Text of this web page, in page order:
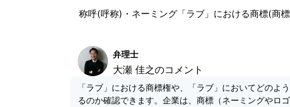
称呼(呼称)・ネーミング「ラブ」における商標(商
弁理士
大瀬 佳之のコメント
「ラブ」における商標権や、「ラブ」においてどの
るのか確認できます。企業は、商標（ネーミングやロ